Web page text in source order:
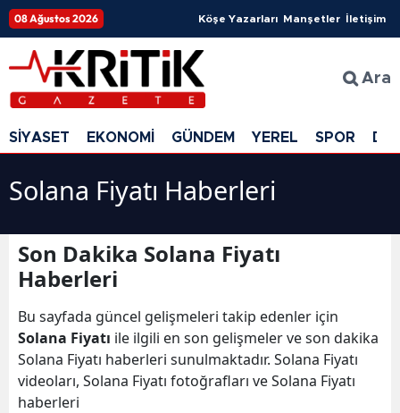
08 Ağustos 2026 Köşe Yazarları Manşetler İletişim
Ara
SİYASET EKONOMİ GÜNDEM YEREL SPOR
Solana Fiyatı Haberleri
Son Dakika Solana Fiyatı
Haberleri
Bu sayfada güncel gelişmeleri takip edenler için
Solana Fiyatı ile ilgili en son gelişmeler ve son dakika
Solana Fiyatı haberleri sunulmaktadır. Solana Fiyatı
videoları, Solana Fiyatı fotoğrafları ve Solana Fiyatı
haberleri